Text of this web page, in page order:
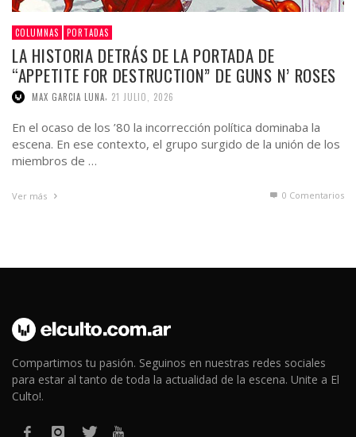
COLUMNAS PORTADAS
LA HISTORIA DETRÁS DE LA PORTADA DE
“APPETITE FOR DESTRUCTION” DE GUNS N’ ROSES
MAX GARCIA LUNA 21 JULIO, 2026
En el ocaso de los ’80 la incorrección política dominaba la
escena. En ese contexto, el grupo surgido de la unión de los
miembros de …
Ver más 0 Comentarios
Compartimos tu pasión. Seguinos en nuestras redes sociales
para estar al tanto de toda la actualidad de la escena. Unite a El
Culto!.